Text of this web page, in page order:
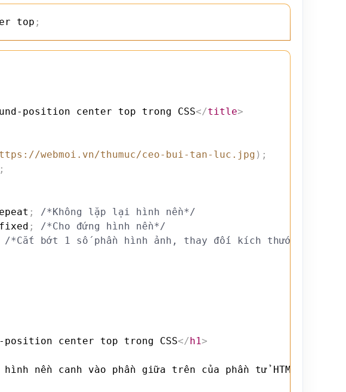
top ;
position center top trong CSS</title>
webmoi.vn/thumuc/ceo-bui-tan-luc.jpg ) ;
;
;
/*Không lặp lại hình nền*/
;
/*Cho đứng hình nền*/
/*Cắt bớt 1 số phần hình ảnh, thay đối kích thước để bao
position center top trong CSS</ h1>
nền canh vào phần giữa trên của phần tử HTML